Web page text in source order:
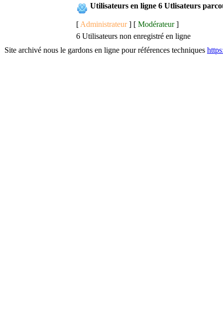
Utilisateurs en ligne 6 Utlisateurs
[ Administrateur] [ Modérateur]
6 Utilisateurs non enregistré en ligne
Site archivé nous le gardons en ligne pour références techniques